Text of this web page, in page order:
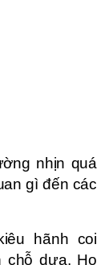
nhịn quá
gì đến các
hãnh coi
chỗ dựa. Họ